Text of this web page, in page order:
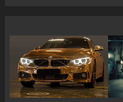
comparer
les
TAEG
et
éviter
les
pièges